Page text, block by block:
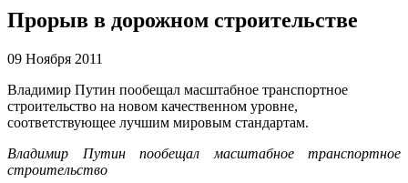
Прорыв в дорожном строительстве
09 Ноября 2011
Владимир Путин пообещал масштабное транспортное
строительство на новом качественном уровне,
соответствующее лучшим мировым стандартам.
Владимир Путин пообещал масштабное транспортное
строительство